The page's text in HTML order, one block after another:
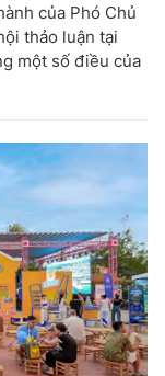
của Phó Chủ
thảo luận tại
một số điều của